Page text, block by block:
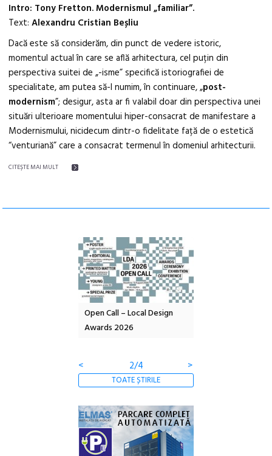
Intro: Tony Fretton. Modernismul „familiar”.
Text:Alexandru Cristian Beșliu
Dacă este să considerăm, din punct de vedere istoric,
momentul actual în care se află arhitectura, cel puțin din
perspectiva suitei de „-isme” specifică istoriografiei de
specialitate, am putea să-l numim, în continuare, „post-
modernism”; desigur, asta ar fi valabil doar din perspectiva unei
situări ulterioare momentului hiper-consacrat de manifestare a
Modernismului, nicidecum dintr-o fidelitate față de o estetică
“venturiană” care a consacrat termenul în domeniul arhitecturii.
CITEŞTE MAI MULT
Open Call – Local Design
Awards 2026
<
2/4 >
TOATE ȘTIRILE